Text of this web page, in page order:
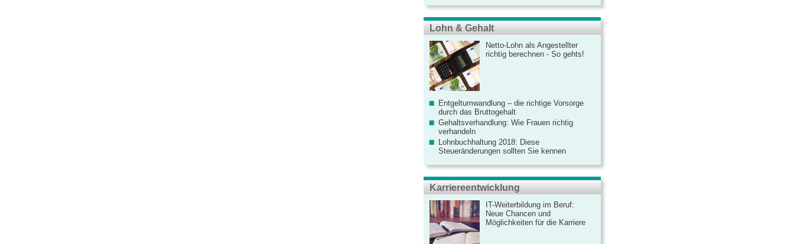
Lohn & Gehalt
Netto-Lohn als Angestellter
richtig berechnen - So gehts!
Entgeltumwandlung – die richtige Vorsorge
durch das Bruttogehalt
Gehaltsverhandlung: Wie Frauen richtig
verhandeln
Lohnbuchhaltung 2018: Diese
Steueränderungen sollten Sie kennen
Karriereentwicklung
IT-Weiterbildung im Beruf:
Neue Chancen und
Möglichkeiten für die Karriere